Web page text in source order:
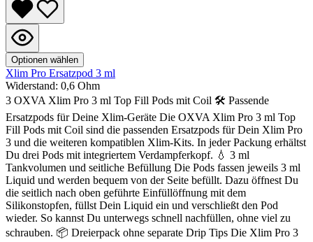
Optionen wählen
Xlim Pro Ersatzpod 3 ml
Widerstand: 0,6 Ohm
3 OXVA Xlim Pro 3 ml Top Fill Pods mit Coil 🛠️ Passende
Ersatzpods für Deine Xlim-Geräte Die OXVA Xlim Pro 3 ml Top
Fill Pods mit Coil sind die passenden Ersatzpods für Dein Xlim Pro
3 und die weiteren kompatiblen Xlim-Kits. In jeder Packung erhältst
Du drei Pods mit integriertem Verdampferkopf. 💧 3 ml
Tankvolumen und seitliche Befüllung Die Pods fassen jeweils 3 ml
Liquid und werden bequem von der Seite befüllt. Dazu öffnest Du
die seitlich nach oben geführte Einfüllöffnung mit dem
Silikonstopfen, füllst Dein Liquid ein und verschließt den Pod
wieder. So kannst Du unterwegs schnell nachfüllen, ohne viel zu
schrauben. 📦 Dreierpack ohne separate Drip Tips Die Xlim Pro 3